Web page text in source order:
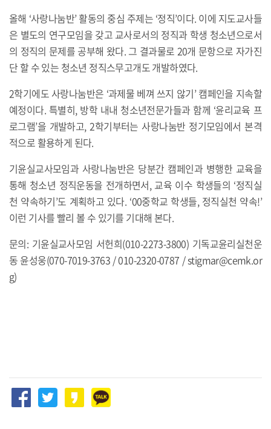
올해 ‘사랑나눔반’ 활동의 중심 주제는 ‘정직’이다. 이에 지도교사들
은 별도의 연구모임을 갖고 교사로서의 정직과 학생 청소년으로서
의 정직의 문제를 공부해 왔다. 그 결과물로 20개 문항으로 자가진
단 할 수 있는 청소년 정직스무고개도 개발하였다.
2학기에도 사랑나눔반은 ‘과제물 베껴 쓰지 않기’ 캠페인을 지속할
예정이다. 특별히, 방학 내내 청소년전문가들과 함께 ‘윤리교육 프
로그램’을 개발하고, 2학기부터는 사랑나눔반 정기모임에서 본격
적으로 활용하게 된다.
기윤실교사모임과 사랑나눔반은 당분간 캠페인과 병행한 교육을
통해 청소년 정직운동을 전개하면서, 교육 이수 학생들의 ‘정직실
천 약속하기’도 계획하고 있다. ‘00중학교 학생들, 정직실천 약속!’
이런 기사를 빨리 볼 수 있기를 기대해 본다.
문의: 기윤실교사모임 서헌희(010-2273-3800) 기독교윤리실천운
동 윤성웅(070-7019-3763 / 010-2320-0787 / stigmar@cemk.or
g)